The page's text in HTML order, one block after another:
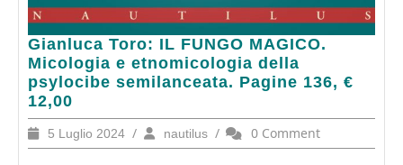
Gianluca Toro: IL FUNGO MAGICO.
Micologia e etnomicologia della
psylocibe semilanceata. Pagine 136, €
12,00
Gianluca
Toro:
IL
FUNGO
MAGICO.
Micologia
5 Luglio 20245
Luglio
/ nautilusnautilus
/ 0 Comment